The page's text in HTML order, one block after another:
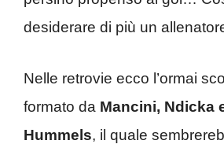
desiderare di più un
Nelle retrovie ecco l’ormai
formato da Mancini, Ndicka
Hummels, il quale